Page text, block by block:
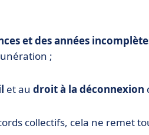
et des années
;
et au droit à la déconnexion
collectifs, cela ne remet